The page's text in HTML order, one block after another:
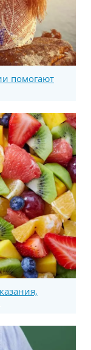
помогают